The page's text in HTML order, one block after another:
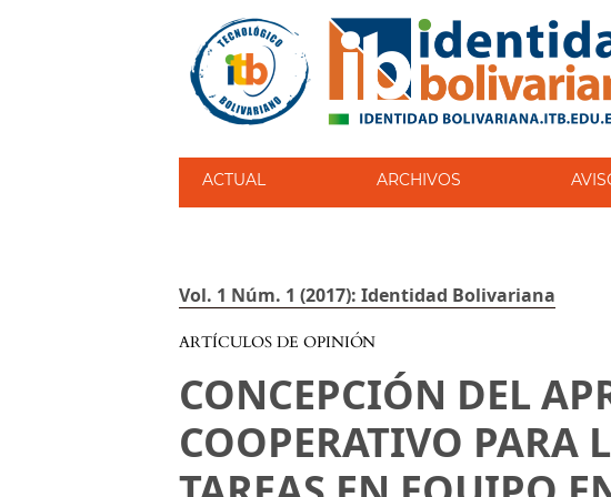
ACTUAL ARCHIVOS
Vol. 1 Núm. 1 (2017): Identidad Bolivariana
ARTÍCULOS DE OPINIÓN
CONCEPCIÓN DEL
COOPERATIVO PARA